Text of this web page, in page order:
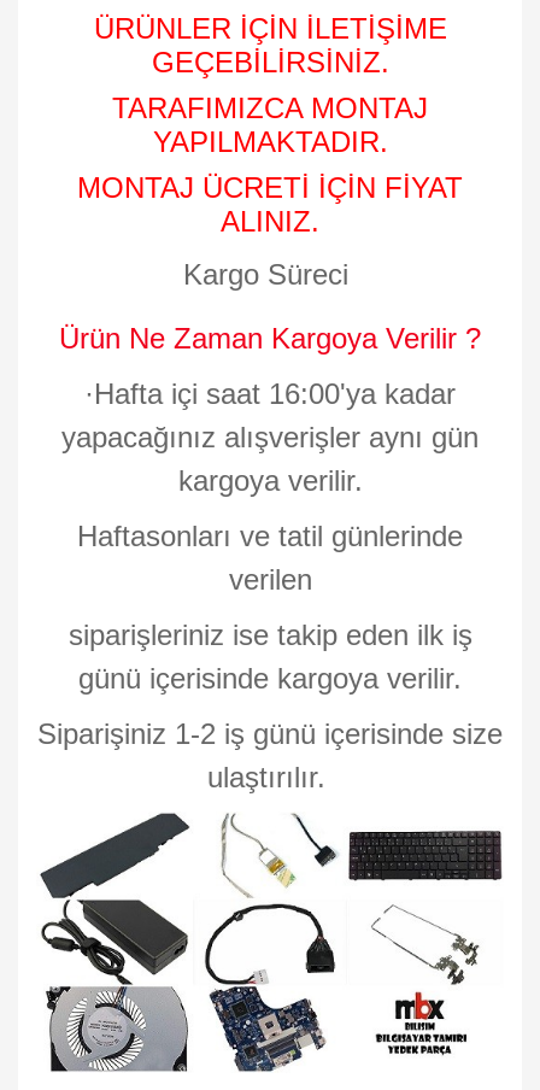
ÜRÜNLER İÇİN İLETİŞİME
GEÇEBİLİRSİNİZ.
TARAFIMIZCA MONTAJ
YAPILMAKTADIR.
MONTAJ ÜCRETİ İÇİN FİYAT
ALINIZ.
Kargo Süreci
Ürün Ne Zaman Kargoya Verilir ?
·Hafta içi saat 16:00'ya kadar
yapacağınız alışverişler aynı gün
kargoya verilir.
Haftasonları ve tatil günlerinde
verilen
siparişleriniz ise takip eden ilk iş
günü içerisinde kargoya verilir.
Siparişiniz 1-2 iş günü içerisinde size
ulaştırılır.